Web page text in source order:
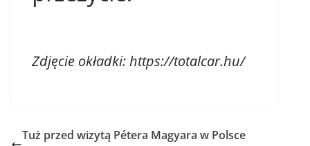
Zdjęcie okładki:https://totalcar.hu/
Tuż przed wizytą Pétera Magyara w Polsce